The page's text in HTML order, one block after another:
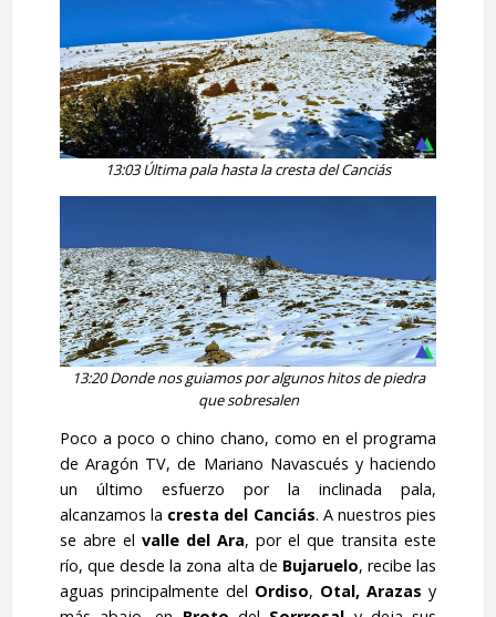
13:03 Última pala hasta la cresta del Canciás
13:20 Donde nos guiamos por algunos hitos de piedra
que sobresalen
Poco a poco o chino chano, como en el programa
de Aragón TV, de Mariano Navascués y haciendo
un último esfuerzo por la inclinada pala,
alcanzamos la cresta del Canciás. A nuestros pies
se abre el valle del Ara, por el que transita este
río, que desde la zona alta de Bujaruelo, recibe las
aguas principalmente del Ordiso, Otal, Arazas y